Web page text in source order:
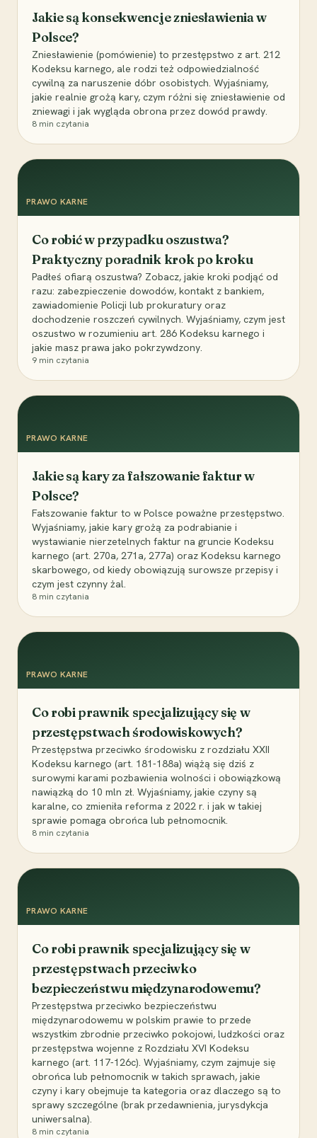
Jakie są konsekwencje zniesławienia w
Polsce?
Zniesławienie (pomówienie) to przestępstwo z art. 212
Kodeksu karnego, ale rodzi też odpowiedzialność
cywilną za naruszenie dóbr osobistych. Wyjaśniamy,
jakie realnie grożą kary, czym różni się zniesławienie od
zniewagi i jak wygląda obrona przez dowód prawdy.
8 min czytania
PRAWO KARNE
Co robić w przypadku oszustwa?
Praktyczny poradnik krok po kroku
Padłeś ofiarą oszustwa? Zobacz, jakie kroki podjąć od
razu: zabezpieczenie dowodów, kontakt z bankiem,
zawiadomienie Policji lub prokuratury oraz
dochodzenie roszczeń cywilnych. Wyjaśniamy, czym jest
oszustwo w rozumieniu art. 286 Kodeksu karnego i
jakie masz prawa jako pokrzywdzony.
9 min czytania
PRAWO KARNE
Jakie są kary za fałszowanie faktur w
Polsce?
Fałszowanie faktur to w Polsce poważne przestępstwo.
Wyjaśniamy, jakie kary grożą za podrabianie i
wystawianie nierzetelnych faktur na gruncie Kodeksu
karnego (art. 270a, 271a, 277a) oraz Kodeksu karnego
skarbowego, od kiedy obowiązują surowsze przepisy i
czym jest czynny żal.
8 min czytania
PRAWO KARNE
Co robi prawnik specjalizujący się w
przestępstwach środowiskowych?
Przestępstwa przeciwko środowisku z rozdziału XXII
Kodeksu karnego (art. 181-188a) wiążą się dziś z
surowymi karami pozbawienia wolności i obowiązkową
nawiązką do 10 mln zł. Wyjaśniamy, jakie czyny są
karalne, co zmieniła reforma z 2022 r. i jak w takiej
sprawie pomaga obrońca lub pełnomocnik.
8 min czytania
PRAWO KARNE
Co robi prawnik specjalizujący się w
przestępstwach przeciwko
bezpieczeństwu międzynarodowemu?
Przestępstwa przeciwko bezpieczeństwu
międzynarodowemu w polskim prawie to przede
wszystkim zbrodnie przeciwko pokojowi, ludzkości oraz
przestępstwa wojenne z Rozdziału XVI Kodeksu
karnego (art. 117-126c). Wyjaśniamy, czym zajmuje się
obrońca lub pełnomocnik w takich sprawach, jakie
czyny i kary obejmuje ta kategoria oraz dlaczego są to
sprawy szczególne (brak przedawnienia, jurysdykcja
uniwersalna).
8 min czytania